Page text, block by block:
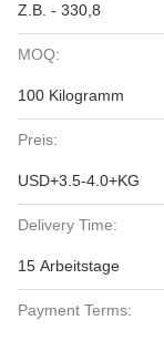
Z.B. - 330,8
MOQ:
100 Kilogramm
Preis:
USD+3.5-4.0+KG
Delivery Time:
15 Arbeitstage
Payment Terms: